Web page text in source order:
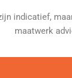
indicatief,
maatwerk